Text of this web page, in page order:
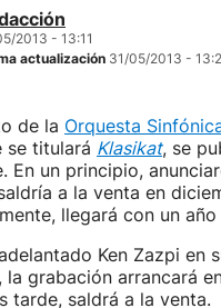
2013 - 13:11
actualización 31/05/2013 -
de la Orquesta
se titulará Klasikat, se
En un principio,
a la venta en
llegará con un
Ken Zazpi en
la grabación arrancará
tarde, saldrá a la venta.